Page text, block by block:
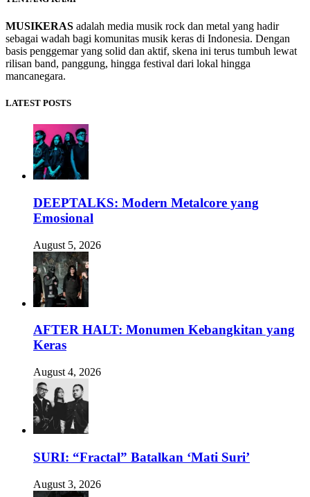
MUSIKERAS adalah media musik rock dan metal yang hadir
sebagai wadah bagi komunitas musik keras di Indonesia. Dengan
basis penggemar yang solid dan aktif, skena ini terus tumbuh lewat
rilisan band, panggung, hingga festival dari lokal hingga
mancanegara.
LATEST POSTS
DEEPTALKS: Modern Metalcore yang
Emosional
August 5, 2026
AFTER HALT: Monumen Kebangkitan yang
Keras
August 4, 2026
SURI: “Fractal” Batalkan ‘Mati Suri’
August 3, 2026